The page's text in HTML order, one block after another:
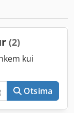
abi,
hoidmine,
süsteem,
(2)
kui
Otsima